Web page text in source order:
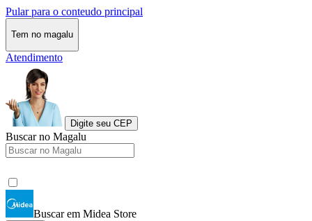
Pular para o conteudo principal
Tem no magalu
Atendimento
Digite seu CEP
Buscar no Magalu
Buscar em Midea Store